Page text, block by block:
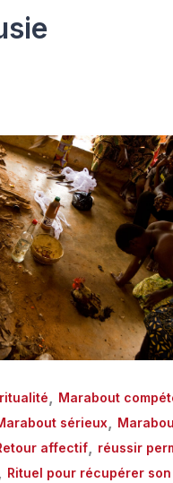
, Marabout
sérieux,
affectif, réussir
Rituel pour récupérer